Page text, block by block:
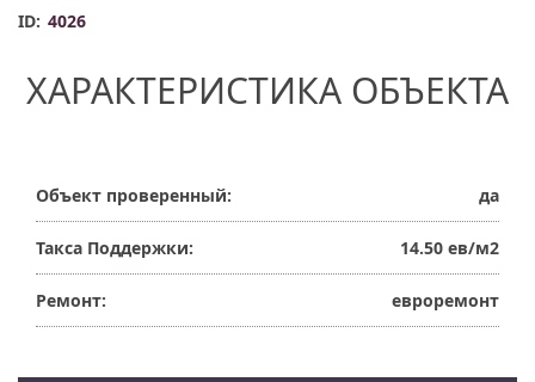
ID: 4026
ХАРАКТЕРИСТИКА ОБЪЕКТА
Объект проверенный: да
Такса Поддержки: 14.50 ев/м2
Ремонт: евроремонт